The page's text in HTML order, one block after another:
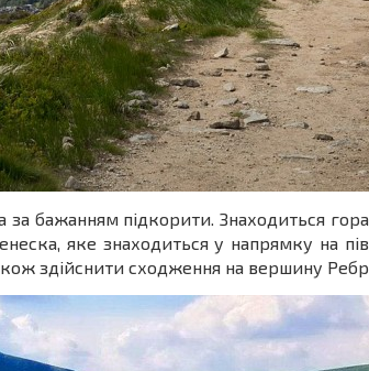
підкорити. Знаходиться гора
яке знаходиться у напрямку на
здійснити сходження на вершину